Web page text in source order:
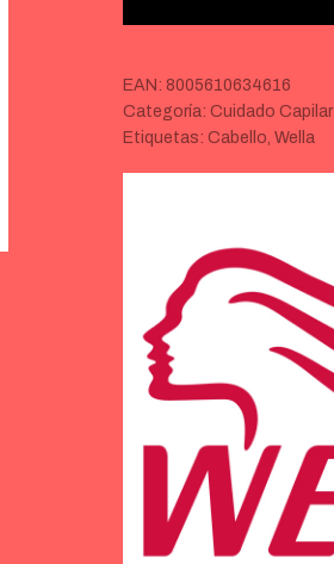
EAN: 8005610634616
Categoría: Cuidado Capilar
Etiquetas: Cabello, Wella